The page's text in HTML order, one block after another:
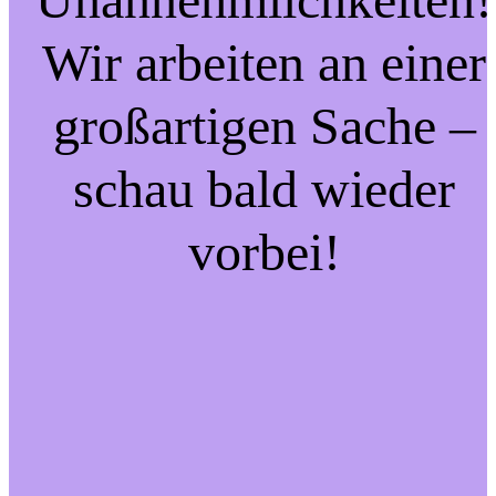
Wir arbeiten an einer
großartigen Sache –
schau bald wieder
vorbei!